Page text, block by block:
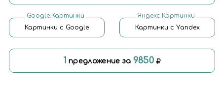
Google.Картинки
Картинки с Google
Яндекс.Картинки
Картинки с Yandex
1 предложение за 9850